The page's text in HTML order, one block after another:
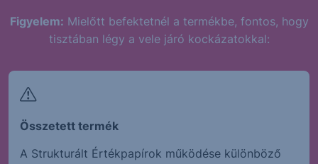
Figyelem: Mielőtt befektetnél a termékbe, fontos, hogy
tisztában légy a vele járó kockázatokkal:
Összetett termék
A Strukturált Értékpapírok működése különböző